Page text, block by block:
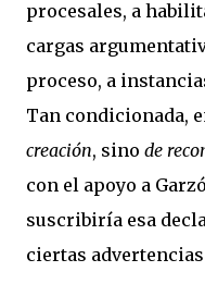
procesales, a
cargas
proceso, a
Tan condicionada,
creación, sino de
con el apoyo a
suscribiría esa
ciertas